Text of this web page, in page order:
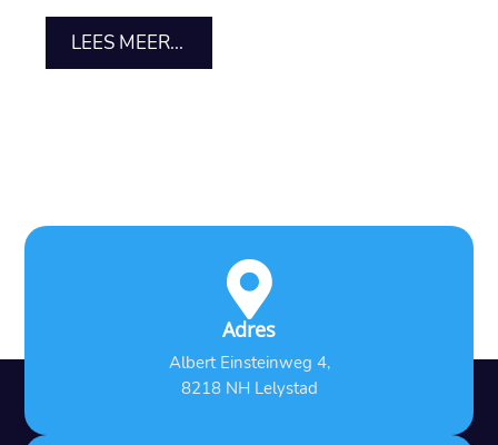
LEES MEER...

Adres
Albert Einsteinweg 4,
8218 NH Lelystad